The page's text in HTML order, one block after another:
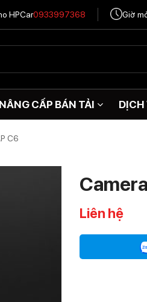
HPCar0933997368 Giờ
NÂNG CẤP BÁN TẢI DỊCH
C6
Liên hệ